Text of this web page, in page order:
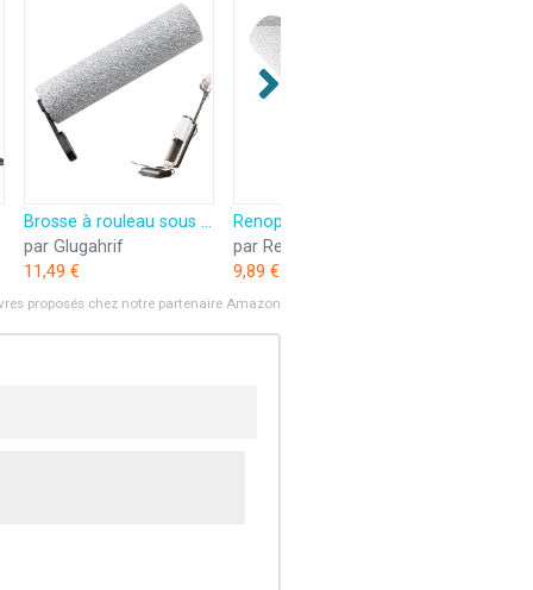
Brosse à rouleau sous vide, rouleaux de nettoyage doux - Housse sous vide - Tête de machine à laver pour sol - Partie lavable pour chambre à coucher - Installation facile
par Glugahrif
11,49 €
par Renopfect
9,89 €
proposés chez notre partenaire Amazon